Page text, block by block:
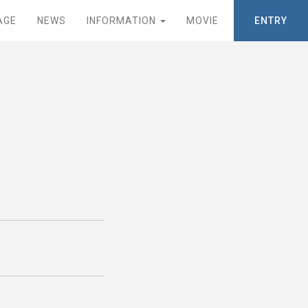
NEWS INFORMATION MOVIE ENTRY